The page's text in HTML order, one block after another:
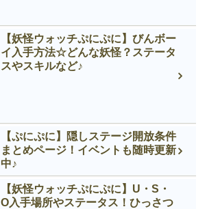
【妖怪ウォッチぷにぷに】びんボー
イ入手方法☆どんな妖怪？ステータ
スやスキルなど♪
【ぷにぷに】隠しステージ開放条件
まとめページ！イベントも随時更新
中♪
【妖怪ウォッチぷにぷに】U・S・
O入手場所やステータス！ひっさつ